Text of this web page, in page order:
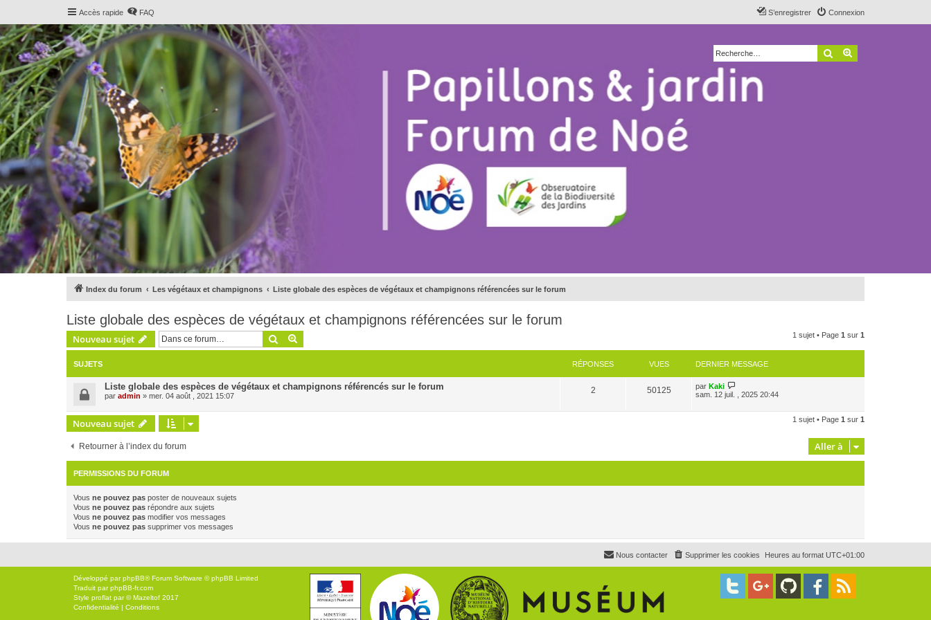
Accès rapide FAQ Connexion
S’enregistrer
Rechercher
Index du forum Les végétaux et champignons Liste globale des espèces de végétaux et champignons référencées sur le forum
Liste globale des espèces de végétaux et champignons référencées sur le forum
Nouveau sujet Rechercher 1 sujet • Page 1 sur 1
SUJETS RÉPONSES VUES DERNIER MESSAGE
Liste globale des espèces de végétaux et champignons référencés sur le forum
par admin » mer. 04 août , 2021 15:07
2 50125 par Kaki
sam. 12 juil. , 2025 20:44
Nouveau sujet 1 sujet • Page 1 sur 1
Retourner à l’index du forum Aller à
PERMISSIONS DU FORUM
Vous ne pouvez pas poster de nouveaux sujets
Vous ne pouvez pas répondre aux sujets
Vous ne pouvez pas modifier vos messages
Vous ne pouvez pas supprimer vos messages
Heures au format UTC+01:00
Supprimer les cookies
Nous contacter
Développé parphpBB® Forum Software © phpBB Limited
Traduit parphpBB-fr.com
Style proflat par ©Mazeltof 2017
Confidentialité | Conditions